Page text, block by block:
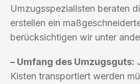
Umzugsspezialisten beraten
erstellen ein
berücksichtigen wir unter
– Umfang des Umzugsguts:
Kisten transportiert werden